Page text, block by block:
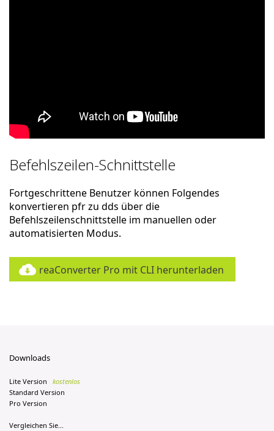
Befehlszeilen-Schnittstelle
Fortgeschrittene Benutzer können Folgendes
konvertieren pfr zu dds über die
Befehlszeilenschnittstelle im manuellen oder
automatisierten Modus.
reaConverter Pro mit CLI herunterladen
Downloads
Lite Version
kostenlos
Standard Version
Pro Version
Vergleichen Sie...